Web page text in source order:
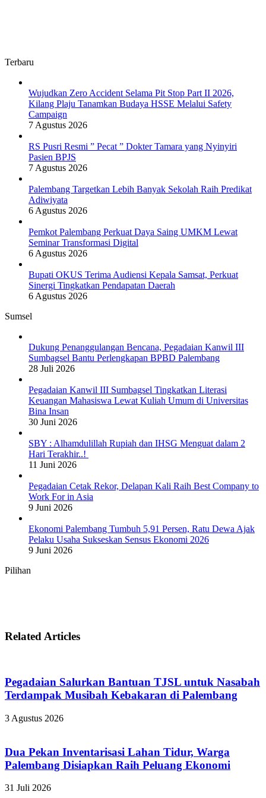
Terbaru
Wujudkan Zero Accident Selama Pit Stop Part II 2026,
Kilang Plaju Tanamkan Budaya HSSE Melalui Safety
Campaign
7 Agustus 2026
RS Pusri Resmi ” Pecat ” Dokter Tamara yang Nyinyiri
Pasien BPJS
7 Agustus 2026
Palembang Targetkan Lebih Banyak Sekolah Raih Predikat
Adiwiyata
6 Agustus 2026
Pemkot Palembang Perkuat Daya Saing UMKM Lewat
Seminar Transformasi Digital
6 Agustus 2026
Bupati OKUS Terima Audiensi Kepala Samsat, Perkuat
Sinergi Tingkatkan Pendapatan Daerah
6 Agustus 2026
Sumsel
Dukung Penanggulangan Bencana, Pegadaian Kanwil III
Sumbagsel Bantu Perlengkapan BPBD Palembang
28 Juli 2026
Pegadaian Kanwil III Sumbagsel Tingkatkan Literasi
Keuangan Mahasiswa Lewat Kuliah Umum di Universitas
Bina Insan
30 Juni 2026
SBY : Alhamdulillah Rupiah dan IHSG Menguat dalam 2
Hari Terakhir..!
11 Juni 2026
Pegadaian Cetak Rekor, Delapan Kali Raih Best Company to
Work For in Asia
9 Juni 2026
Ekonomi Palembang Tumbuh 5,91 Persen, Ratu Dewa Ajak
Pelaku Usaha Sukseskan Sensus Ekonomi 2026
9 Juni 2026
Pilihan
Related Articles
Pegadaian Salurkan Bantuan TJSL untuk Nasabah
Terdampak Musibah Kebakaran di Palembang
3 Agustus 2026
Dua Pekan Inventarisasi Lahan Tidur, Warga
Palembang Disiapkan Raih Peluang Ekonomi
31 Juli 2026